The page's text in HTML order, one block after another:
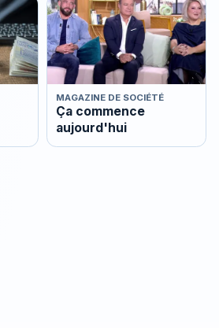
MAGAZINE DE SOCIÉTÉ
Ça commence
aujourd'hui